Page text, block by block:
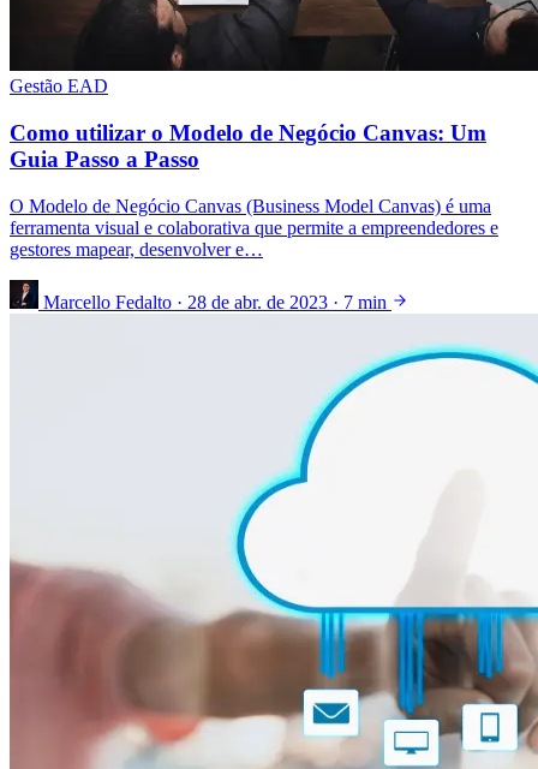
Gestão EAD
Como utilizar o Modelo de Negócio Canvas: Um
Guia Passo a Passo
O Modelo de Negócio Canvas (Business Model Canvas) é uma
ferramenta visual e colaborativa que permite a empreendedores e
gestores mapear, desenvolver e…
Marcello Fedalto · 28 de abr. de 2023 · 7 min